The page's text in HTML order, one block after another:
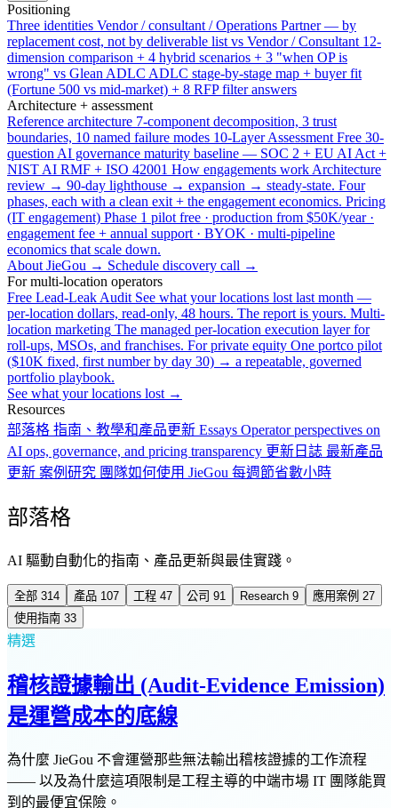
Positioning
Three identities Vendor / consultant / Operations Partner — by
replacement cost, not by deliverable list vs Vendor / Consultant 12-
dimension comparison + 4 hybrid scenarios + 3 "when OP is
wrong" vs Glean ADLC ADLC stage-by-stage map + buyer fit
(Fortune 500 vs mid-market) + 8 RFP filter answers
Architecture + assessment
Reference architecture 7-component decomposition, 3 trust
boundaries, 10 named failure modes 10-Layer Assessment Free 30-
question AI governance maturity baseline — SOC 2 + EU AI Act +
NIST AI RMF + ISO 42001 How engagements work Architecture
review → 90-day lighthouse → expansion → steady-state. Four
phases, each with a clean exit + the engagement economics. Pricing
(IT engagement) Phase 1 pilot free · production from $50K/year ·
engagement fee + annual support · BYOK · multi-pipeline
economics that scale down.
About JieGou → Schedule discovery call →
For multi-location operators
Free Lead-Leak Audit See what your locations lost last month —
per-location dollars, read-only, 48 hours. The report is yours. Multi-
location marketing The managed per-location execution layer for
roll-ups, MSOs, and franchises. For private equity One portco pilot
($10K fixed, first number by day 30) → a repeatable, governed
portfolio playbook.
See what your locations lost →
Resources
部落格 指南、教學和產品更新 Essays Operator perspectives on
AI ops, governance, and pricing transparency 更新日誌 最新產品
更新 案例研究 團隊如何使用 JieGou 每週節省數小時
部落格
AI 驅動自動化的指南、產品更新與最佳實踐。
全部 314 產品 107 工程 47 公司 91 Research 9 應用案例 27
使用指南 33
精選
稽核證據輸出 (Audit-Evidence Emission)
是運營成本的底線
為什麼 JieGou 不會運營那些無法輸出稽核證據的工作流程
—— 以及為什麼這項限制是工程主導的中端市場 IT 團隊能買
到的最便宜保險。